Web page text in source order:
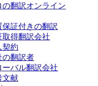
の翻訳オンライン
保証付きの翻訳
取得翻訳会社
契約
の翻訳者
ーバル翻訳会社
文献